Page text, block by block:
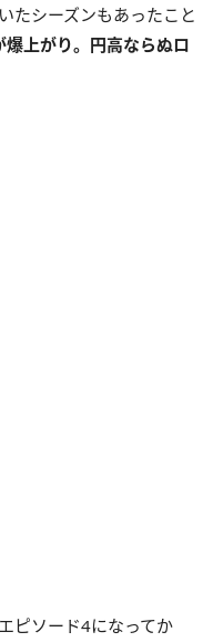
たシーズンもあったこと
上がり。円高ならぬロ
ピソード4になってか